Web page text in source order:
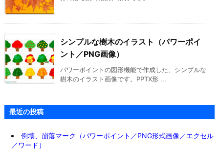
シンプルな樹木のイラスト（パワーポイ
ント／PNG画像）
パワーポイントの図形機能で作成した、シンプルな
樹木のイラスト画像です。PPTX形 ...
最近の投稿
倒壊、崩落マーク（パワーポイント／PNG形式画像／エクセル
／ワード）